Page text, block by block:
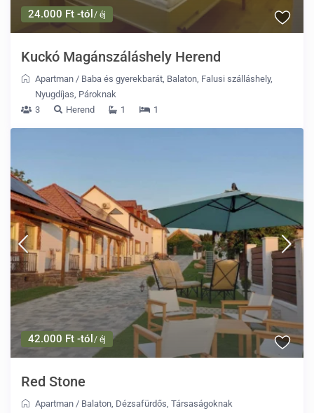
24.000 Ft -tól / éj
Kuckó Magánszáláshely Herend
Apartman / Baba és gyerekbarát, Balaton, Falusi szálláshely,
Nyugdíjas, Pároknak
3
Herend 1 1
42.000 Ft -tól / éj
Red Stone
Apartman / Balaton, Dézsafürdős,Társaságoknak